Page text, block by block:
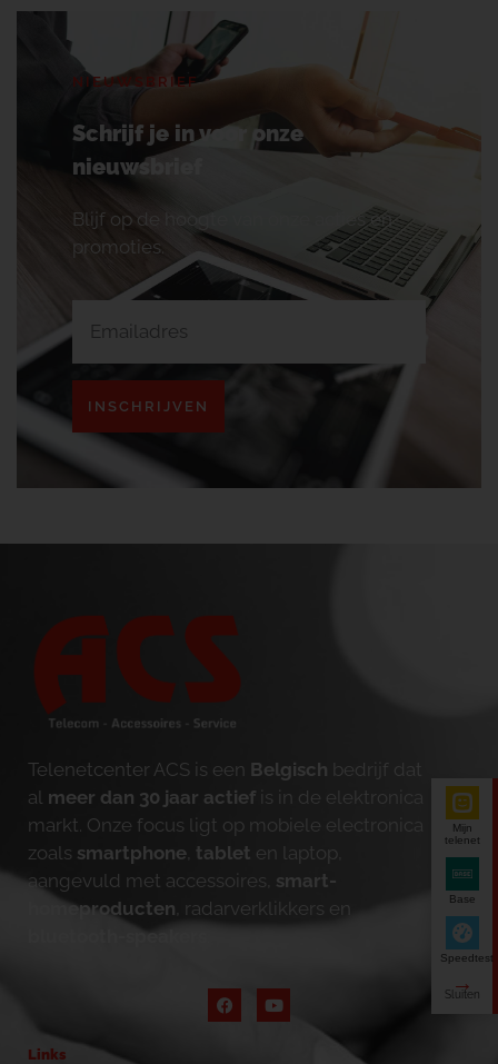
NIEUWSBRIEF
Schrijf je in voor onze
nieuwsbrief
Blijf op de hoogte van onze acties en
promoties.
INSCHRIJVEN
Telenetcenter ACS is een Belgisch bedrijf dat
al meer dan 30 jaar actief is in de elektronica
markt. Onze focus ligt op mobiele electronica
zoals smartphone tablet en laptop,
aangevuld met accessoires, smart-
homeproducten , radarverklikkers en
bluetooth-speakers
Links
Mijn
telenet
Base
Speedtest